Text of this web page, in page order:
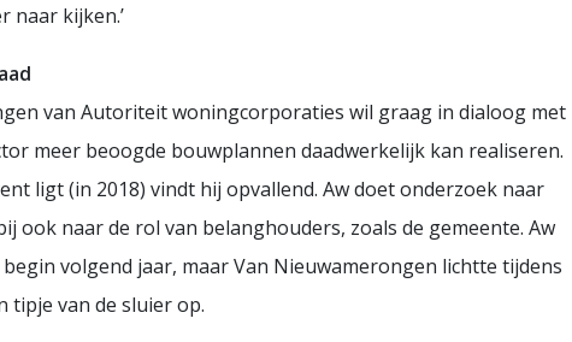
naar kijken.’
van Autoriteit woningcorporaties wil graag in dialoog met
meer beoogde bouwplannen daadwerkelijk kan realiseren.
ligt (in 2018) vindt hij opvallend. Aw doet onderzoek naar
ook naar de rol van belanghouders, zoals de gemeente. Aw
volgend jaar, maar Van Nieuwamerongen lichtte tijdens
tipje van de sluier op.